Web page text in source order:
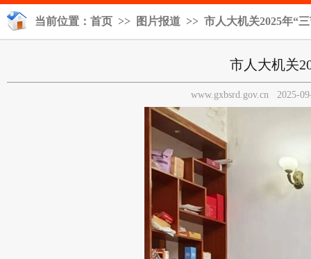
当前位置： 首页 >> 图片报道 >> 市人大机关2025年“
市人大机关
www.gxbsrd.gov.cn 2025-